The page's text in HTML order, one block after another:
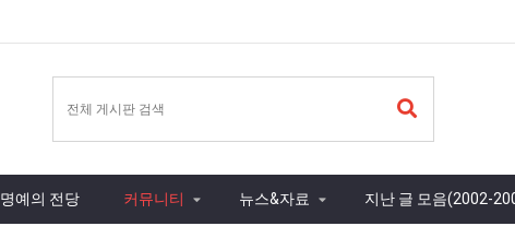
명예의 전당 커뮤니티 뉴스&자료 지난 글 모음(2002-